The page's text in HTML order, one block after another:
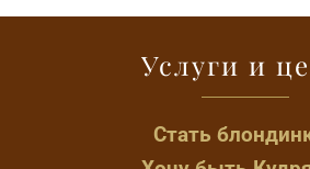
Услуги и
Стать